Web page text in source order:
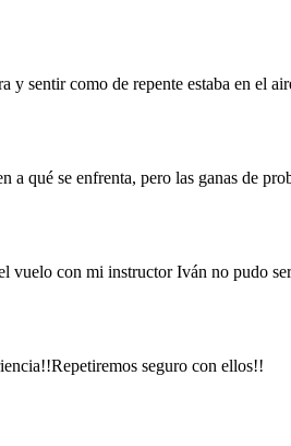
sentir como de repente estaba en el
qué se enfrenta, pero las ganas de
vuelo con mi instructor Iván no pudo
seguro con ellos!!